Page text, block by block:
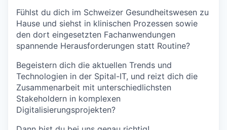
Fühlst du dich im Schweizer Gesundheitswesen zu
Hause und siehst in klinischen Prozessen sowie
den dort eingesetzten Fachanwendungen
spannende Herausforderungen statt Routine?
Begeistern dich die aktuellen Trends und
Technologien in der Spital-IT, und reizt dich die
Zusammenarbeit mit unterschiedlichsten
Stakeholdern in komplexen
Digitalisierungsprojekten?